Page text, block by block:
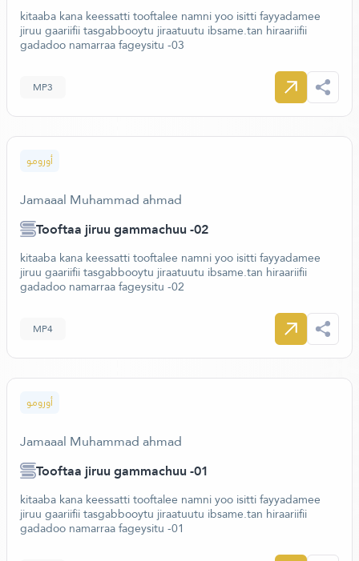
kitaaba kana keessatti tooftalee namni yoo isitti fayyadamee
jiruu gaariifii tasgabbooytu jiraatuutu ibsame.tan hiraariifii
gadadoo namarraa fageysitu -03
MP3
أورومو
Jamaaal Muhammad ahmad
Tooftaa jiruu gammachuu -02
kitaaba kana keessatti tooftalee namni yoo isitti fayyadamee
jiruu gaariifii tasgabbooytu jiraatuutu ibsame.tan hiraariifii
gadadoo namarraa fageysitu -02
MP4
أورومو
Jamaaal Muhammad ahmad
Tooftaa jiruu gammachuu -01
kitaaba kana keessatti tooftalee namni yoo isitti fayyadamee
jiruu gaariifii tasgabbooytu jiraatuutu ibsame.tan hiraariifii
gadadoo namarraa fageysitu -01